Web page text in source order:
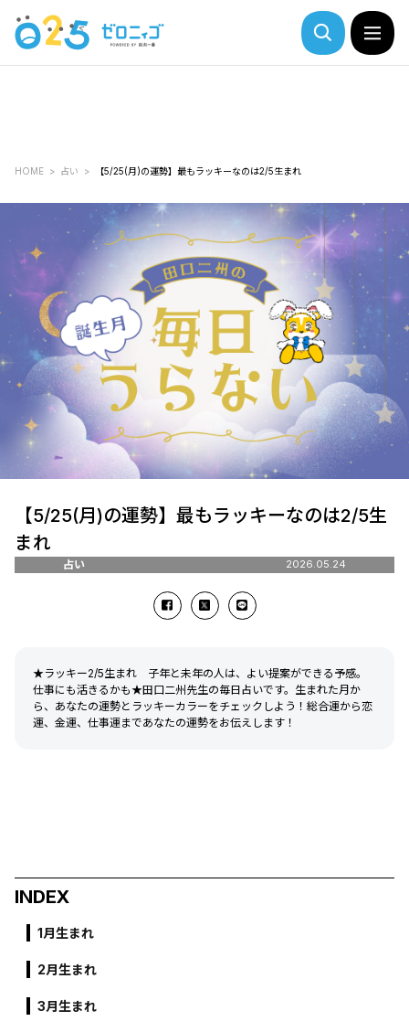
HOME 占い 【5/25(月)の運勢】最もラッキーなのは2/5生まれ
【5/25(月)の運勢】最もラッキーなのは2/5生
まれ
占い 2026.05.24
★ラッキー2/5生まれ 子年と未年の人は、よい提案ができる予感。
仕事にも活きるかも★田口二州先生の毎日占いです。生まれた月か
ら、あなたの運勢とラッキーカラーをチェックしよう！総合運から恋
運、金運、仕事運まであなたの運勢をお伝えします！
INDEX
1月生まれ
2月生まれ
3月生まれ